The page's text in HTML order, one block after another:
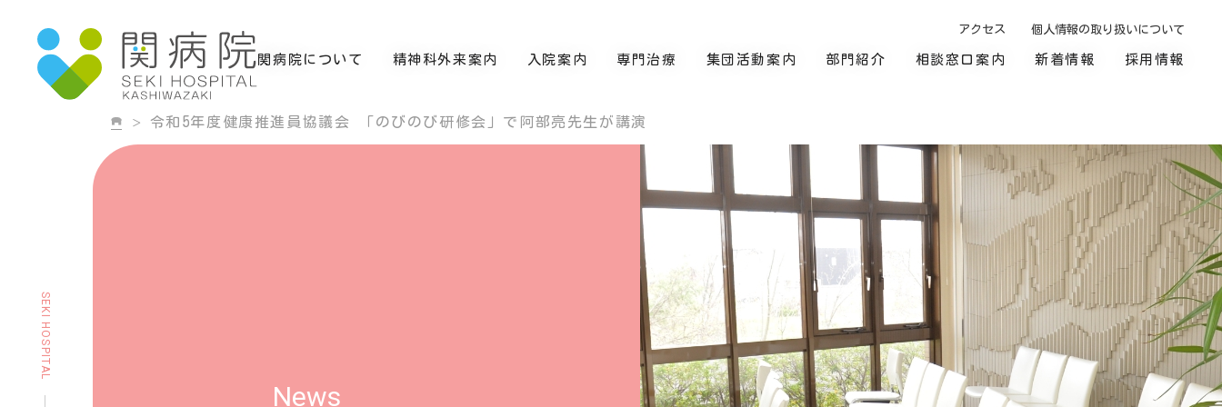
関病院について 精神科外来案内 入院案内 専門治療 集団活動案内 部門紹介 相談窓口案内 新着情報 採用情報
アクセス 個人情報の取り扱いについて
令和5年度健康推進員協議会 「のびのび研修会」で阿部亮先生が講演
SEKI HOSPITAL